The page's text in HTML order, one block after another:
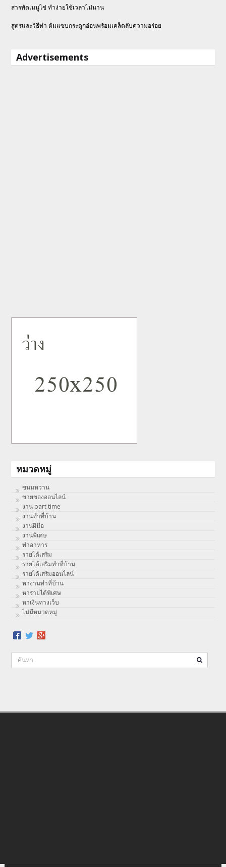
สารพัดเมนูไข่ ทำง่ายใช้เวลาไม่นาน
สูตรและวิธีทำ ต้มแซบกระดูกอ่อนพร้อมเคล็ดลับความอร่อย
Advertisements
หมวดหมู่
ขนมหวาน
ขายของออนไลน์
งาน part time
งานทําที่บ้าน
งานฝีมือ
งานพิเศษ
ทําอาหาร
รายได้เสริม
รายได้เสริมทำที่บ้าน
รายได้เสริมออนไลน์
หางานทำที่บ้าน
หารายได้พิเศษ
หาเงินทางเว็บ
ไม่มีหมวดหมู่